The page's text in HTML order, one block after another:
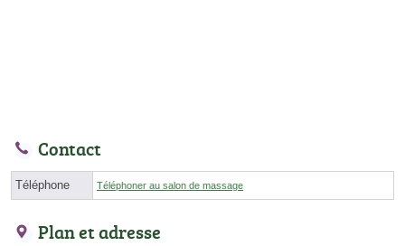
Contact
Téléphone Téléphoner au salon de massage
Plan et adresse